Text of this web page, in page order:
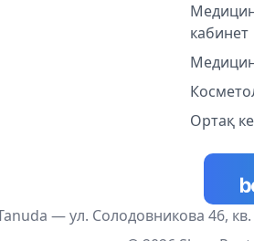
кабинет
Ортақ
— ул. Солодовникова 46,